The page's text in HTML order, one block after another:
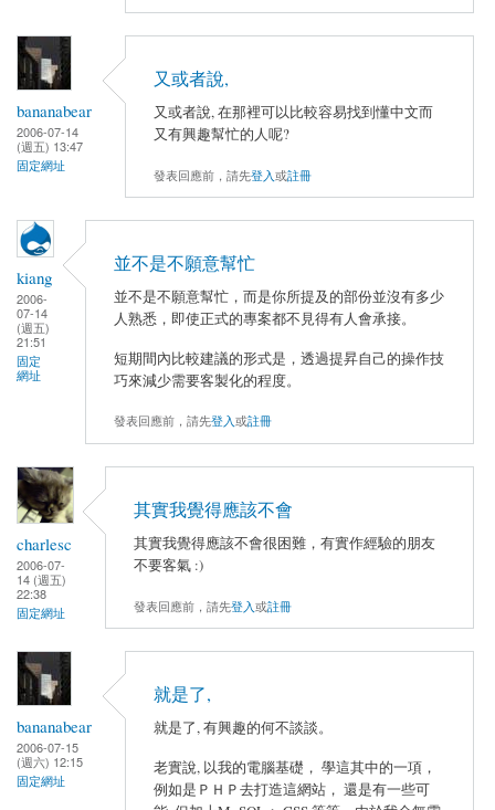
bananabear
2006-07-14
(週五) 13:47
固定網址
又或者說,
又或者說, 在那裡可以比較容易找到懂中文而
又有興趣幫忙的人呢?
發表回應前，請先登入或註冊
kiang
2006-
07-14
(週五)
21:51
固定
網址
並不是不願意幫忙
並不是不願意幫忙，而是你所提及的部份並沒有多少
人熟悉，即使正式的專案都不見得有人會承接。
短期間內比較建議的形式是，透過提昇自己的操作技
巧來減少需要客製化的程度。
發表回應前，請先登入或註冊
charlesc
2006-07-
14 (週五)
22:38
固定網址
其實我覺得應該不會
其實我覺得應該不會很困難，有實作經驗的朋友
不要客氣 :)
發表回應前，請先登入或註冊
bananabear
2006-07-15
(週六) 12:15
固定網址
就是了,
就是了, 有興趣的何不談談。
老實說, 以我的電腦基礎， 學這其中的一項，
例如是ＰＨＰ去打造這網站， 還是有一些可